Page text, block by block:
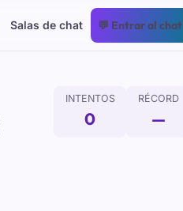
Salas de chat 💬 Entrar al chat
INTENTOS
0
RÉCORD
—